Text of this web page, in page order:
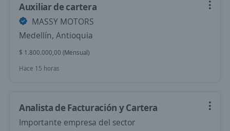
Auxiliar de cartera
MASSY MOTORS
Medellín, Antioquia
$ 1.800.000,00 (Mensual)
Hace 15 horas
Analista de Facturación y Cartera
Importante empresa del sector